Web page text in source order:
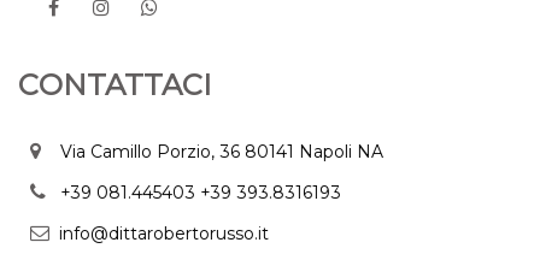
CONTATTACI
Via Camillo Porzio, 36 80141 Napoli NA
+39 081.445403 +39 393.8316193
info@dittarobertorusso.it